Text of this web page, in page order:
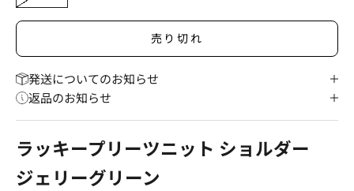
売り切れ
発送についてのお知らせ
返品のお知らせ
ラッキープリーツニット ショルダー
ジェリーグリーン